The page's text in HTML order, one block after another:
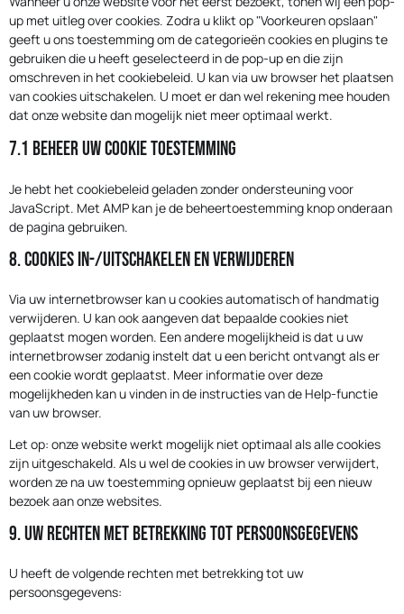
up met uitleg over cookies. Zodra u klikt op "Voorkeuren opslaan"
geeft u ons toestemming om de categorieën cookies en plugins te
gebruiken die u heeft geselecteerd in de pop-up en die zijn
omschreven in het cookiebeleid. U kan via uw browser het plaatsen
van cookies uitschakelen. U moet er dan wel rekening mee houden
dat onze website dan mogelijk niet meer optimaal werkt.
7.1 Beheer uw cookie toestemming
Je hebt het cookiebeleid geladen zonder ondersteuning voor
JavaScript. Met AMP kan je de beheertoestemming knop onderaan
de pagina gebruiken.
8. Cookies in-/uitschakelen en verwijderen
Via uw internetbrowser kan u cookies automatisch of handmatig
verwijderen. U kan ook aangeven dat bepaalde cookies niet
geplaatst mogen worden. Een andere mogelijkheid is dat u uw
internetbrowser zodanig instelt dat u een bericht ontvangt als er
een cookie wordt geplaatst. Meer informatie over deze
mogelijkheden kan u vinden in de instructies van de Help-functie
van uw browser.
Let op: onze website werkt mogelijk niet optimaal als alle cookies
zijn uitgeschakeld. Als u wel de cookies in uw browser verwijdert,
worden ze na uw toestemming opnieuw geplaatst bij een nieuw
bezoek aan onze websites.
9. Uw rechten met betrekking tot persoonsgegevens
U heeft de volgende rechten met betrekking tot uw
persoonsgegevens: